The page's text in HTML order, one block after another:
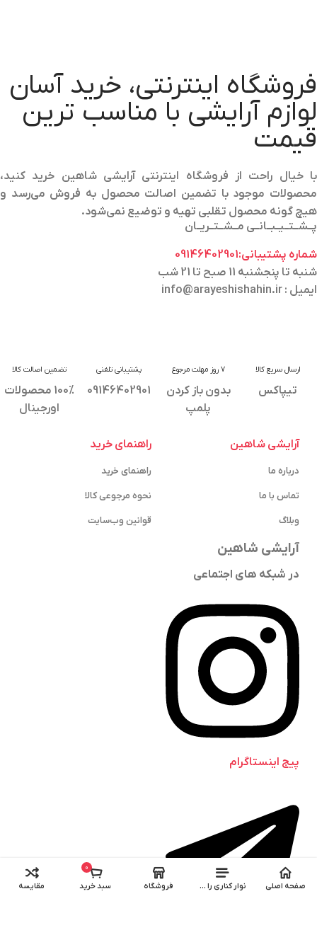
فروشگاه اینترنتی، خرید آسان
لوازم آرایشی با مناسب ترین
قیمت
با خیال راحت از فروشگاه اینترنتی آرایشی شاهین خرید کنید،
محصولات موجود با تضمین اصالت محصول به فروش می‌رسد و
هیچ گونه محصول تقلبی تهیه و توضیع نمی‌شود.
پــشــتــیــبــانــی مــشــتــریــان
شماره پشتیبانی:09146402901
شنبه تا پنجشنبه 11 صبح تا 21 شب
ایمیل : info@arayeshishahin.ir
ارسال سریع کالا
تیپاکس
7 روز مهلت مرجوع
بدون باز کردن
پلمپ
پشتیبانی تلفنی
09146402901
تضمین اصالت کالا
100% محصولات
اورجینال
آرایشی شاهین
درباره ما
تماس با ما
وبلاگ
آرایشی شاهین
در شبکه های اجتماعی
پیج اینستاگرام
راهنمای خرید
راهنمای خرید
نحوه مرجوعی کالا
قوانین وب‌سایت
صفحه اصلی نوار کناری را باز کنید فروشگاه
0
سبد خرید مقایسه